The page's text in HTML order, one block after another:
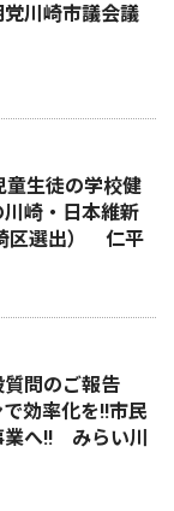
川崎市議会議
生徒の学校健
崎・日本維新
区選出） 仁平
質問のご報告
効率化を!!市民
業へ!! みらい川